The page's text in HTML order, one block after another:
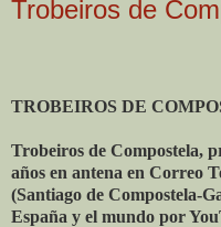
Trobeiros de
TROBEIROS DE
Trobeiros de Compostela,
años en antena en Correo
(Santiago de Compostela-
España y el mundo por